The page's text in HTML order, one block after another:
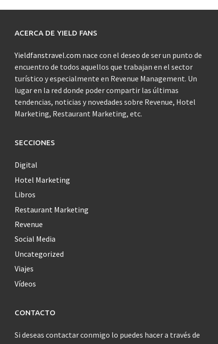
ACERCA DE YIELD FANS
Yieldfanstravel.com nace con el deseo de ser un punto de
encuentro de todos aquellos que trabajan en el sector
turístico y especialmente en Revenue Management. Un
lugar en la red donde poder compartir las últimas
tendencias, noticias y novedades sobre Revenue, Hotel
Marketing, Restaurant Marketing, etc.
SECCIONES
Digital
Hotel Marketing
Libros
Restaurant Marketing
Revenue
Social Media
Uncategorized
Viajes
Vídeos
CONTACTO
Si deseas contactar conmigo lo puedes hacer a través de